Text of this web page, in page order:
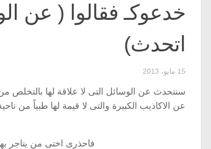
خدعوكـ فقالوا ( عن
اتحدث)
15 مايو، 2013
سنتحدث عن الوسائل التى لا علاقة لها بالتخلص من
عن الاكاذيب الكبيرة والتى لا قيمة لها طبياً من
فاحذرى اختى من يتاجر